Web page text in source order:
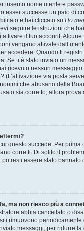
inserito nome utente e
esser successe un paio di
e hai cliccato su Ho
seguire le istruzioni che
il tuo account.
vengano attivate
accedere. Quando ti
Se ti è stato inviato un
ricevuto nessun
(L’attivazione via posta
che abusano della
sia corretto, allora prova
questo succede. Per prima
corretti. Di solito il
essere stato bannato
ma non riesco più a
abbia cancellato o
rimuovono periodicamente
messaggi, per ridurre la